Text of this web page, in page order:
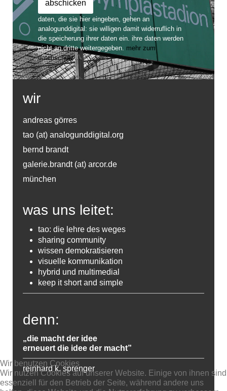
daten, die sie hier eingeben, gehen an
analogunddigital: sie willigen damit widerruflich in
die speicherung ihrer daten ein. ihre daten werden
nicht an dritte weitergegeben. mehr zum
datenschutz…
wir
andreas görres
tao (at) analogunddigital.org
bernd brandt
galerie.brandt (at) arcor.de
münchen
was uns leitet:
tao: die lehre des weges
sharing community
wissen demokratisieren
visuelle kommunikation
hybrid und multimedial
keep it short and simple
denn:
„die macht der idee
erneuert die idee der macht”
reinhard k. sprenger
Wir benutzen Cookies
Wir nutzen Cookies auf unserer Website. Einige von ihnen sind
essenziell für den Betrieb der Seite, während andere uns